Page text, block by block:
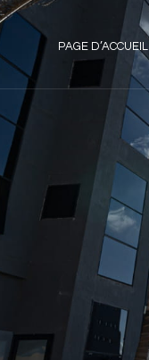
PAGE D’ACCUEIL